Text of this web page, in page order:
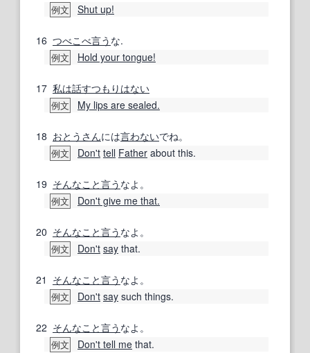
例文 Shut up!
16 つべこべ言う な.
例文 Hold your tongue!
17 私は話すつもりはない
例文 My lips are sealed.
18 おとうさんには言わないでね。
例文 Don't tell Father about this.
19 そんなこと言う なよ。
例文 Don't give me that.
20 そんなこと言う なよ。
例文 Don't say that.
21 そんなこと言う なよ。
例文 Don't say such things.
22 そんなこと言う なよ。
例文 Don't tell me that.